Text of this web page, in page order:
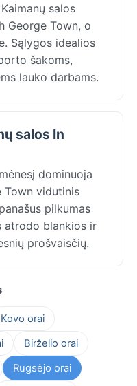
salos
George Town, o
Sąlygos idealios
šakoms,
lauko darbams.
salos In
dominuoja
Town vidutinis
pilkumas
atrodo blankios ir
prošvaisčių.
Kovo orai
Birželio orai
Rugsėjo orai